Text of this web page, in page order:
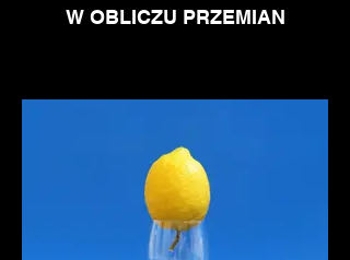
W OBLICZU PRZEMIAN